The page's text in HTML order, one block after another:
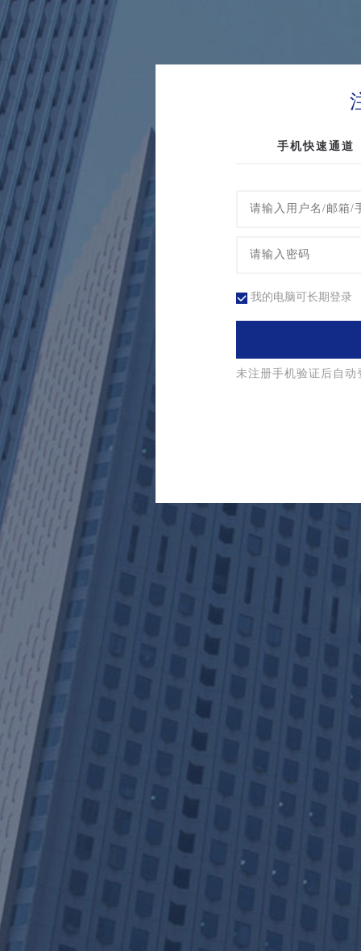
手机快速通道
我的电脑可长期登录
未注册手机验证后自